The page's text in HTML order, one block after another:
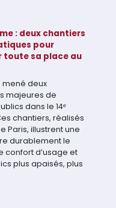
: deux chantiers
pour
toute sa place au
mené deux
majeures de
dans le 14ᵉ
chantiers, réalisés
Paris, illustrent une
durablement le
confort d’usage et
plus apaisés, plus